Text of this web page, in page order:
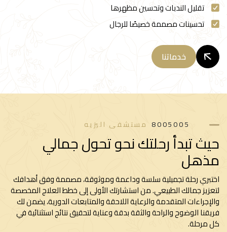
تقليل الندبات وتحسين مظهرها
تحسينات مصممة خصيصًا للرجال
خدماتنا
مستشفى اليزيه
حيث تبدأ رحلتك نحو تحول جمالي
مذهل
اختبري رحلة تجميلية سلسة وداعمة وموثوقة، مصممة وفق أهدافك
لتعزيز جمالك الطبيعي. من استشارتك الأولى إلى خطط العلاج المخصصة
والإجراءات المتقدمة والرعاية اللاحقة والمتابعات الدورية، يضمن لك
فريقنا الوضوح والراحة والثقة بدقة وعناية لتحقيق نتائج استثنائية في
كل مرحلة.